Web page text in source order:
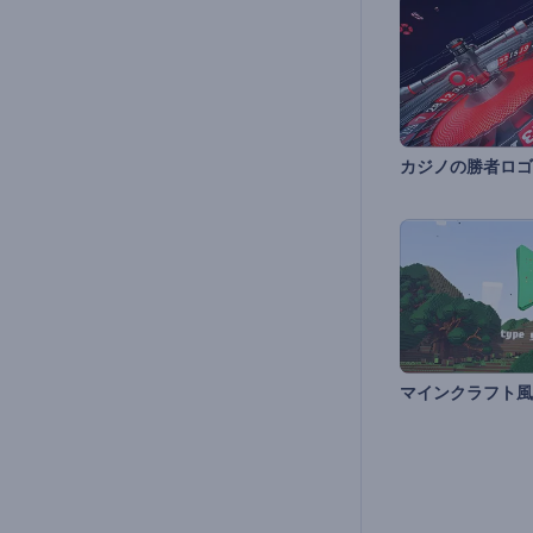
カジノの勝者ロ
マインクラフト